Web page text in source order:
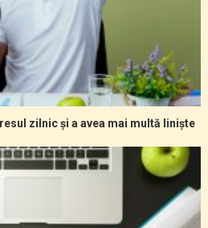
zilnic și a avea mai multă liniște